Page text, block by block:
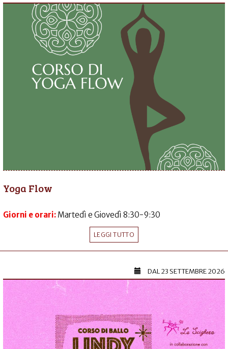
Yoga Flow
Giorni e orari: Martedì e Giovedì 8:30-9:30
LEGGI TUTTO
DAL23 SETTEMBRE 2026